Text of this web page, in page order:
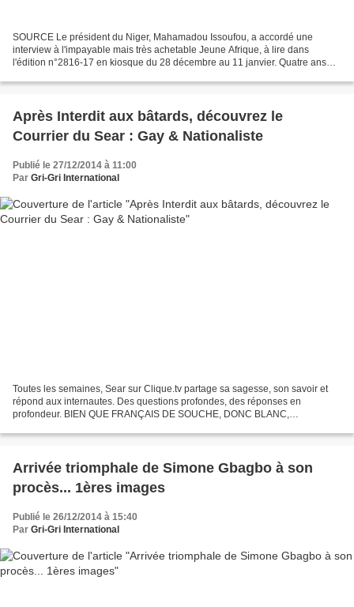
SOURCE Le président du Niger, Mahamadou Issoufou, a accordé une
interview à l'impayable mais très achetable Jeune Afrique, à lire dans
l'édition n°2816-17 en kiosque du 28 décembre au 11 janvier. Quatre ans
Après Interdit aux bâtards, découvrez le
Courrier du Sear : Gay & Nationaliste
Publié le 27/12/2014 à 11:00
Par Gri-Gri International
Toutes les semaines, Sear sur Clique.tv partage sa sagesse, son savoir et
répond aux internautes. Des questions profondes, des réponses en
profondeur. BIEN QUE FRANÇAIS DE SOUCHE, DONC BLANC,
HOMOSEXUEL...
Arrivée triomphale de Simone Gbagbo à son
procès... 1ères images
Publié le 26/12/2014 à 15:40
Par Gri-Gri International